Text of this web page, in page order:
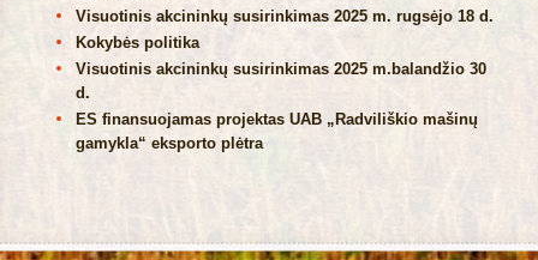
Visuotinis akcininkų susirinkimas 2025 m. rugsėjo 18 d.
Kokybės politika
Visuotinis akcininkų susirinkimas 2025 m.balandžio 30
d.
ES finansuojamas projektas UAB „Radviliškio mašinų
gamykla“ eksporto plėtra